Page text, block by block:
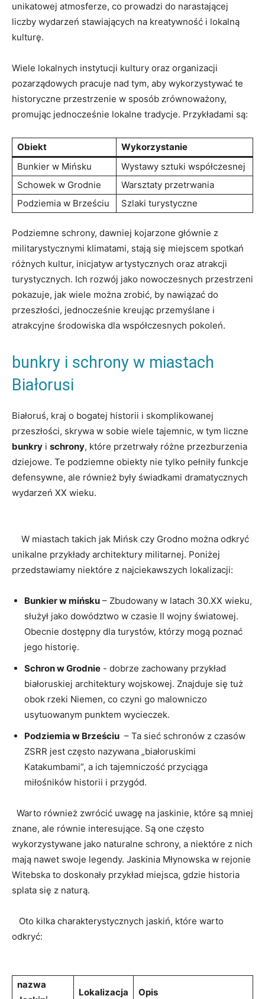
unikatowej atmosferze, co ⁢prowadzi do narastającej
liczby wydarzeń ⁢stawiających na⁢ kreatywność i lokalną
kulturę.
Wiele lokalnych instytucji kultury oraz organizacji
pozarządowych pracuje nad tym, aby​ wykorzystywać te
historyczne ⁤przestrzenie w sposób ‍zrównoważony,
promując‍ jednocześnie lokalne tradycje. Przykładami są:
Obiekt
Wykorzystanie
Bunkier w‌ Mińsku
Wystawy sztuki‍ współczesnej
Schowek w Grodnie
Warsztaty przetrwania
Podziemia w Brześciu
Szlaki turystyczne
Podziemne​ schrony, dawniej kojarzone głównie z
‍militarystycznymi klimatami, ⁢stają​ się miejscem spotkań
różnych kultur, inicjatyw ‌artystycznych oraz atrakcji
⁤turystycznych. Ich rozwój jako nowoczesnych przestrzeni
pokazuje, jak wiele można zrobić, by⁢ nawiązać do
przeszłości, jednocześnie kreując przemyślane i
atrakcyjne środowiska dla współczesnych‍ pokoleń.
bunkry⁤ i schrony w miastach
Białorusi
Białoruś, ‌kraj o bogatej historii i skomplikowanej
przeszłości, skrywa w sobie wiele tajemnic, w⁣ tym liczne
bunkry i schrony, ‌które przetrwały różne przezburzenia
dziejowe. Te podziemne obiekty nie tylko pełniły funkcje
defensywne, ale również⁣ były świadkami dramatycznych
wydarzeń⁣ XX⁣ wieku.
⁣ ⁤ ​ ⁢ W​ miastach takich jak Mińsk czy Grodno można odkryć
unikalne przykłady ​architektury militarnej. Poniżej
przedstawiamy niektóre⁤ z najciekawszych lokalizacji:
Bunkier w mińsku – Zbudowany w latach 30.XX⁣ wieku,
służył jako ‌dowództwo w‌ czasie II⁢ wojny światowej.
Obecnie dostępny dla turystów, którzy mogą poznać
jego historię.
Schron w⁢ Grodnie ⁤- dobrze zachowany⁣ przykład
białoruskiej architektury wojskowej. Znajduje się tuż
obok rzeki Niemen, co czyni​ go ⁤malowniczo​
usytuowanym ‌punktem wycieczek.
Podziemia w ​Brześciu ​ – Ta ⁤sieć schronów z czasów
ZSRR jest często nazywana „białoruskimi
Katakumbami”, a ich tajemniczość przyciąga
miłośników historii⁣ i przygód.
⁤ ​ Warto również zwrócić uwagę‌ na jaskinie, które są mniej
znane, ‍ale równie interesujące.⁣ Są one często
wykorzystywane‌ jako naturalne schrony, a⁢ niektóre z nich
mają⁣ nawet swoje legendy. Jaskinia Młynowska⁤ w rejonie
Witebska‌ to doskonały przykład ⁢miejsca, gdzie ‍historia
splata ‍się z naturą.
‍ ⁤ ‍ Oto kilka ​charakterystycznych jaskiń,​ które warto
‌odkryć:
nazwa⁤
Lokalizacja Opis